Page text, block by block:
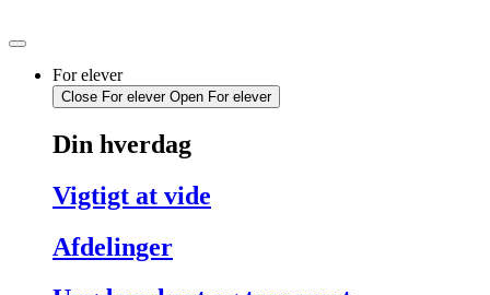
til
For elever
Close For elever Open For elever
Din hverdag
Vigtigt at vide
Afdelinger